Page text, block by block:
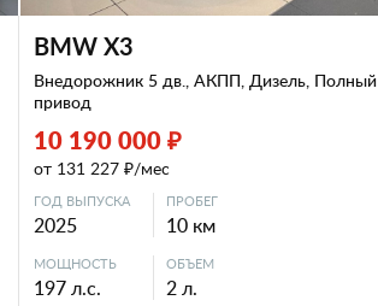
BMW X3
Внедорожник 5 дв., АКПП, Дизель, Полный
привод
10 190 000 ₽
от 131 227 ₽/мес
ГОД ВЫПУСКА
2025
ПРОБЕГ
10 км
МОЩНОСТЬ
197 л.с.
ОБЪЕМ
2 л.